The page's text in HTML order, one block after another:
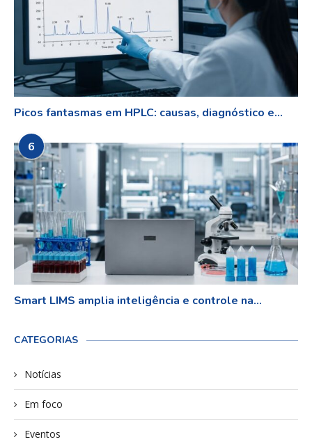
Picos fantasmas em HPLC: causas, diagnóstico e...
6
Smart LIMS amplia inteligência e controle na...
CATEGORIAS
Notícias
Em foco
Eventos